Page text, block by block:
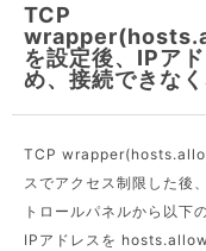
TCP
を設定後、IPア
め、接続できな
TCP
スでアクセス制限した後
トロールパネルから以下
IPアドレスを